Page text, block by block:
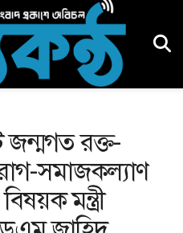
জন্মগত রক্ত-
সমাজকল্যাণ
মন্ত্রী